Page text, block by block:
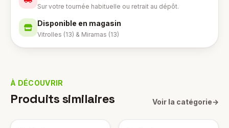
Sur votre tournée habituelle ou retrait au dépôt.
Disponible en magasin
Vitrolles (13) & Miramas (13)
À DÉCOUVRIR
Produits similaires Voir la catégorie→